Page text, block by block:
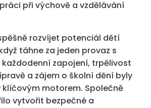
při výchově a vzdělávání
rozvíjet potenciál dětí
táhne za jeden provaz s
každodenní zapojení, trpělivost
a zájem o školní dění byly
klíčovým motorem. Společně
vytvořit bezpečné a